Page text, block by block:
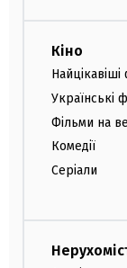
Кіно
Українські
Фільми на
Комедії
Серіали